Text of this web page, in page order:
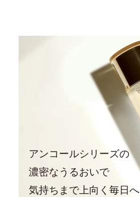
アンコールシリーズの
濃密なうるおいで
気持ちまで上向く毎日へ